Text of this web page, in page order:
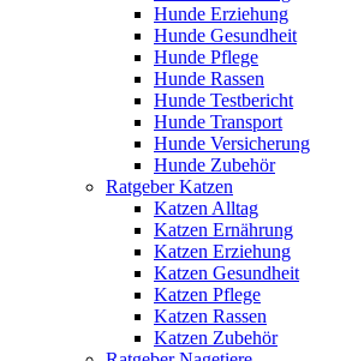
Hunde Erziehung
Hunde Gesundheit
Hunde Pflege
Hunde Rassen
Hunde Testbericht
Hunde Transport
Hunde Versicherung
Hunde Zubehör
Ratgeber Katzen
Katzen Alltag
Katzen Ernährung
Katzen Erziehung
Katzen Gesundheit
Katzen Pflege
Katzen Rassen
Katzen Zubehör